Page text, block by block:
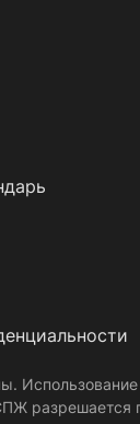
Использование
разрешается